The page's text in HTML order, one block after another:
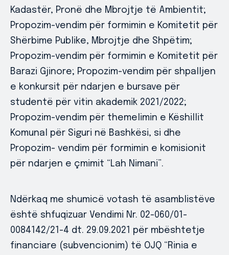
Kadastër, Pronë dhe Mbrojtje të Ambientit;
Propozim-vendim për formimin e Komitetit për
Shërbime Publike, Mbrojtje dhe Shpëtim;
Propozim-vendim për formimin e Komitetit për
Barazi Gjinore; Propozim-vendim për shpalljen
e konkursit për ndarjen e bursave për
studentë për vitin akademik 2021/2022;
Propozim-vendim për themelimin e Këshillit
Komunal për Siguri në Bashkësi, si dhe
Propozim- vendim për formimin e komisionit
për ndarjen e çmimit “Lah Nimani”.
Ndërkaq me shumicë votash të asamblistëve
është shfuqizuar Vendimi Nr. 02-060/01-
0084142/21-4 dt. 29.09.2021 për mbështetje
financiare (subvencionim) të OJQ “Rinia e